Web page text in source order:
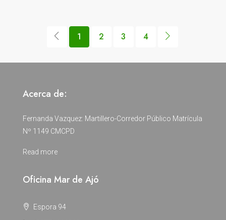
1 2 3 4
Acerca de:
Fernanda Vazquez: Martillero-Corredor Público Matrícula
Nº 1149 CMCPD
Read more
Oficina Mar de Ajó
Espora 94